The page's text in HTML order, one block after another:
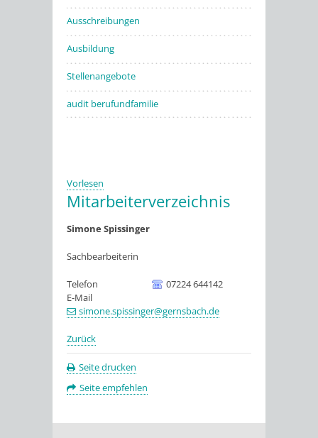
Ausschreibungen
Ausbildung
Stellenangebote
audit berufundfamilie
Vorlesen
Mitarbeiterverzeichnis
Simone Spissinger
Sachbearbeiterin
Telefon
07224 644142
E-Mail
simone.spissinger@gernsbach.de
Zurück
Seite drucken
Seite empfehlen